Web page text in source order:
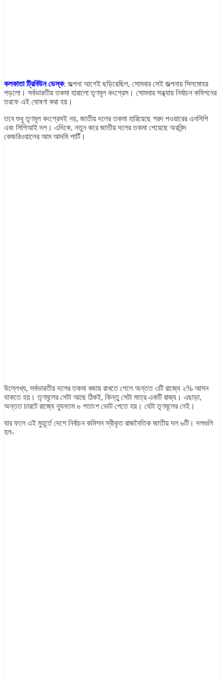
কলকাতা ট্রিবিউন ডেস্ক: জল্পনা আগেই ছড়িয়েছিল, সোমবার সেই জল্পনায় সিলমোহর
পড়লো। সর্বভারতীয় তকমা হারালো তৃণমূল কংগ্রেস। সোমবার সন্ধ্যায় নির্বাচন কমিশনের
তরফে এই ঘোষণা করা হয়।
তবে শুধু তৃণমূল কংগ্রেসই নয়, জাতীয় দলের তকমা হারিয়েছে শরদ পওয়ারের এনসিপি
এবং সিপিআই দল। এদিকে, নতুন করে জাতীয় দলের তকমা পেয়েছে অরবিন্দ
কেজরিওয়ালের আম আদমি পার্টি।
উল্লেখ্য, সর্বভারতীয় দলের তকমা বজায় রাখতে গেলে অন্তত ৩টি রাজ্যে ২% আসন
থাকতে হয়। তৃণমূলের সেটা আছে ঠিকই, কিন্তু সেটা মাত্র একটি রাজ্য। এছাড়া,
অন্তত চারটে রাজ্যে ন্যূনতম ৬ শতাংশ ভোট পেতে হয়। যেটা তৃণমূলের নেই।
যার ফলে এই মুহূর্তে দেশে নির্বাচন কমিশন স্বীকৃত রাজনৈতিক জাতীয় দল ৬টি। দলগুলি
হল-